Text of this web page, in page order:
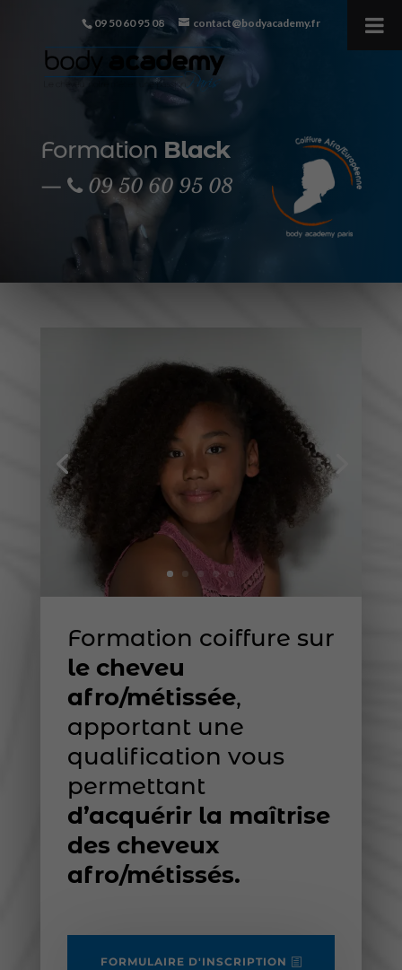
09 50 60 95 08 contact@bodyacademy.fr
Formation Black
— 09 50 60 95 08
Formation coiffure sur
le cheveu
afro/métissée,
apportant une
qualification vous
permettant
d’acquérir la maîtrise
des cheveux
afro/métissés.
FORMULAIRE D'INSCRIPTION